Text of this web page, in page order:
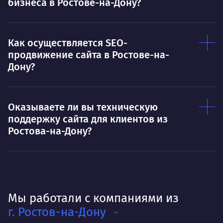
бизнеса в Ростове-на-Дону?
Как осуществляется SEO-
продвижение сайта в Ростове-на-
Дону?
Оказываете ли вы техническую
поддержку сайта для клиентов из
Ростова-на-Дону?
Мы работали с компаниями из
г. Ростов-на-Дону